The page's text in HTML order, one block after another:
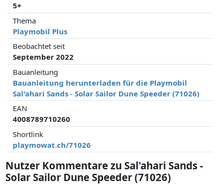
5+
Thema
Playmobil Plus
Beobachtet seit
September 2022
Bauanleitung
Bauanleitung herunterladen für die Playmobil
Sal'ahari Sands - Solar Sailor Dune Speeder (71026)
EAN
4008789710260
Shortlink
playmowat.ch/71026
Nutzer Kommentare zu Sal'ahari Sands -
Solar Sailor Dune Speeder (71026)